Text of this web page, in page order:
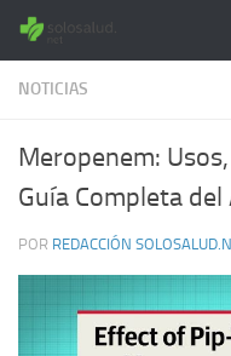
Saltar al contenido
NOTICIAS
Meropenem:
Guía Completa
POR REDACCIÓN